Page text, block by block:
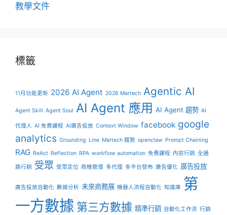
教學文件
標籤
11月功能更新 2026 AI Agent 2026 Martech Agentic AI
Agent Skill Agent Soul AI Agent 應用 AI Agent 趨勢 AI
代理人 AI 免費課程 AI廣告投放 Context Window facebook google
analytics Grounding Line Martech 趨勢 openclaw Prompt Chaining
RAG ReAct Reflection RPA workflow automation 免費課程 內容行銷 全通
路行銷 受眾 受眾定位 商機管理 多代理 多平台發佈 廣告優化 廣告投放
廣告投放自動化 數據分析 未來商務展 機器人流程自動化 知識庫 第
一方數據 第三方數據 精準行銷 自動化工作流 行銷